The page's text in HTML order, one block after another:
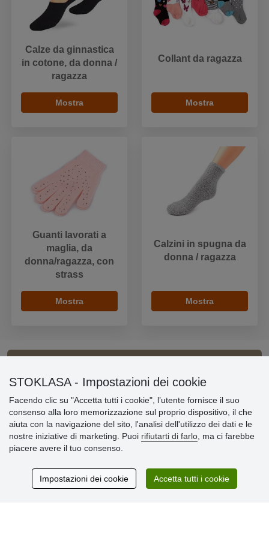
Calze da ginnastica
in cotone, da donna /
ragazza
Mostra
Collant da ragazza
Mostra
Guanti lavorati a
maglia, da
donna/ragazza, con
strass
Mostra
Calzini in spugna da
donna / ragazza
Mostra
Informazioni importanti
» Impostazioni dei cookie
» Termini & Condizioni
» Informativa sulla Privacy
» Consegna e pagamento
» Garanzia e resi
STOKLASA - Impostazioni dei cookie
Facendo clic su "Accetta tutti i cookie", l’utente fornisce il suo
consenso alla loro memorizzazione sul proprio dispositivo, il che
aiuta con la navigazione del sito, l'analisi dell'utilizzo dei dati e le
nostre iniziative di marketing. Puoi rifiutarti di farlo , ma ci farebbe
piacere avere il tuo consenso.
Impostazioni dei cookie Accetta tutti i cookie